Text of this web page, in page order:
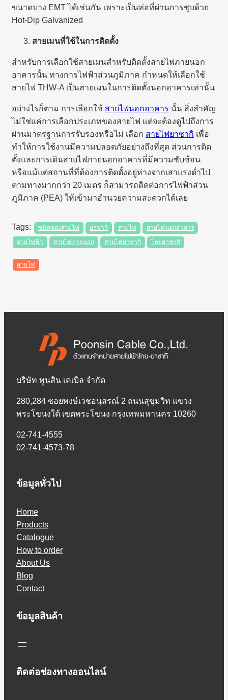
ขนาดบาง EMT ได้เช่นกัน เพราะเป็นท่อที่ผ่านการชุบด้วย
Hot-Dip Galvanized
สายเมนที่ใช้ในการติดตั้ง
สำหรับการเลือกใช้สายเมนสำหรับติดตั้งสายไฟภายนอก
อาคารนั้น ทางการไฟฟ้าส่วนภูมิภาค กำหนดให้เลือกใช้
สายไฟ THW-A เป็นสายเมนในการติดตั้งนอกอาคารเท่านั้น
อย่างไรก็ตาม การเลือกใช้ สายไฟนอกอาคาร นั้น สิ่งสำคัญ
ไม่ใช่แค่การเลือกประเภทของสายไฟ แต่จะต้องดูไปถึงการ
ผ่านมาตรฐานการรับรองหรือไม่ เลือก สายไฟยาซากิ เพื่อ
ทำให้การใช้งานมีความปลอดภัยอย่างถึงที่สุด ส่วนการติด
ตั้งและการเดินสายไฟภายนอกอาคารที่มีความซับซ้อน
หรือแม้แต่สถานที่ที่ต้องการติดตั้งอยู่ห่างจากเสาแรงต่ำไป
ตามทางมากกว่า 20 เมตร ก็สามารถติดต่อการไฟฟ้าส่วน
ภูมิภาค (PEA) ให้เข้ามาอำนวยความสะดวกได้เลย
ชนิดของสายไฟ ยาซากิ สายไฟ
สายไฟนอกอาคาร
สายไฟฟ้า
สายไฟภายนอก สายไฟยาซากิ ไทยยาซากิ
สายไฟ
บริษัท พูนสิน เคเบิล จำกัด
280,284 ซอยพงษ์เวชอนุสรณ์ 2 ถนนสุขุมวิท แขวง
พระโขนงใต้ เขตพระโขนง กรุงเทพมหานคร 10260
02-741-4555
02-741-4573-78
ข้อมูลทั่วไป
Home
Products
Catalogue
How to order
About Us
Blog
Contact
ข้อมูลสินค้า
ติดต่อช่องทางออนไลน์